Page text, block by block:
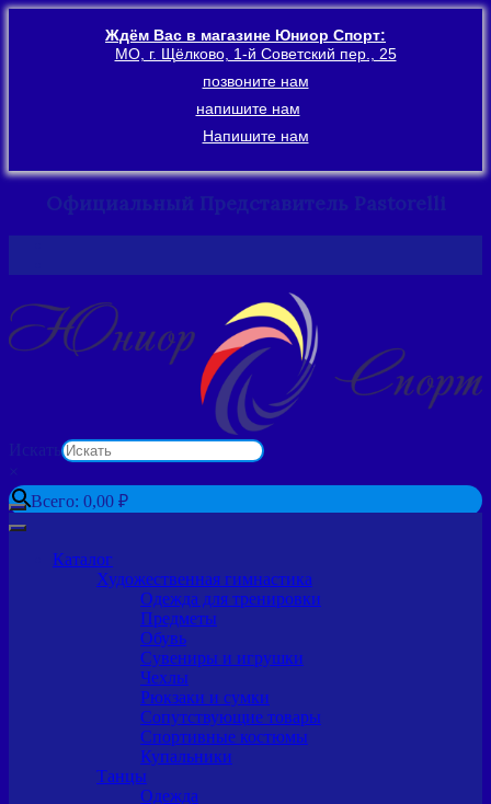
Ждём Вас в магазине Юниор Спорт:
МО, г. Щёлково, 1-й Советский пер., 25
позвоните нам
напишите нам
Напишите нам
Официальный Представитель Pastorelli
Искать
×
Всего: 0,00 ₽
Каталог
Художественная гимнастика
Одежда для тренировки
Предметы
Обувь
Сувениры и игрушки
Чехлы
Рюкзаки и сумки
Сопутствующие товары
Спортивные костюмы
Купальники
Танцы
Одежда